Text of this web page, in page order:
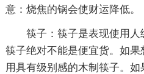
意：烧焦的锅会使财运降低。
筷子：筷子是表现使用人
筷子绝对不能是便宜货。如
用具有级别感的木制筷子。